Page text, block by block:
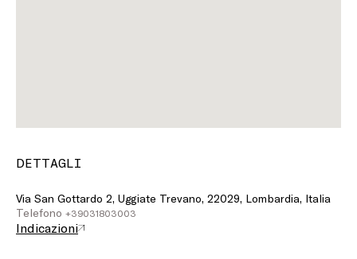
DETTAGLI
Via San Gottardo 2, Uggiate Trevano, 22029, Lombardia, Italia
Telefono +39031803003
Indicazioni